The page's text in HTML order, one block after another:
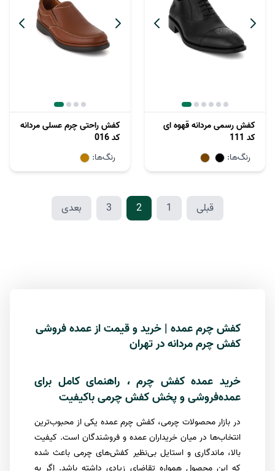
کفش رسمی مردانه قهوه ای
کد 111
رنگ‌ها:
کفش راحتی چرم عسلی مردانه
کد 016
رنگ‌ها:
قبلی 1
2
3 بعدی
کفش چرم عمده | خرید و قیمت از عمده فروشی
کفش چرم مردانه در تهران
خرید عمده کفش چرم،
راهنمای کامل برای
عمده‌فروشی و پخش کفش چرمی باکیفیت
در بازار محصولات چرمی، کفش چرم عمده یکی از محبوب‌ترین
انتخاب‌ها در میان خریداران عمده و فروشندگان است. کیفیت
بالا، ماندگاری و استایل بی‌نظیر کفش‌های چرمی باعث شده